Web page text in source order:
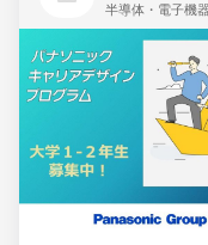
半導体・電子機